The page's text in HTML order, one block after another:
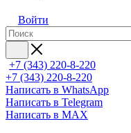
Войти
+7 (343) 220-8-220
+7 (343) 220-8-220
Написать в WhatsApp
Написать в Telegram
Написать в MAX